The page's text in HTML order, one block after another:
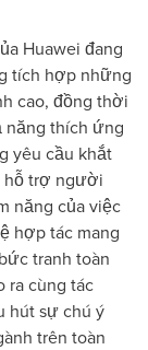
Huawei đang
tích hợp những
cao, đồng thời
năng thích ứng
yêu cầu khắt
hỗ trợ người
năng của việc
hợp tác mang
tranh toàn
ra cùng tác
hút sự chú ý
trên toàn